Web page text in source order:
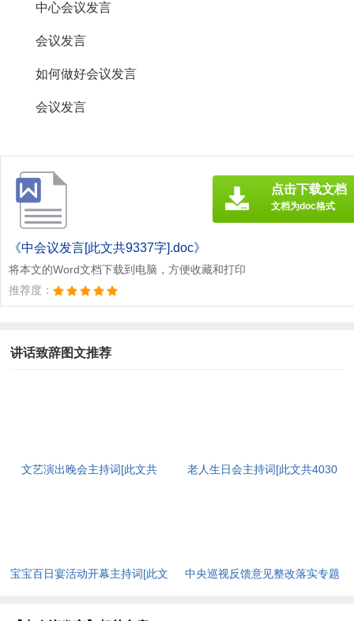
中心会议发言
会议发言
如何做好会议发言
会议发言
《中会议发言[此文共9337字].doc》
将本文的Word文档下载到电脑，方便收藏和打印
推荐度：
点击下载文档
文档为doc格式
讲话致辞图文推荐
文艺演出晚会主持词[此文共
老人生日会主持词[此文共4030
宝宝百日宴活动开幕主持词[此文
中央巡视反馈意见整改落实专题